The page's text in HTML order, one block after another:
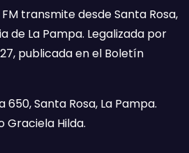
transmite desde Santa Rosa,
de La Pampa. Legalizada por
publicada en el Boletín
650, Santa Rosa, La Pampa.
Graciela Hilda.